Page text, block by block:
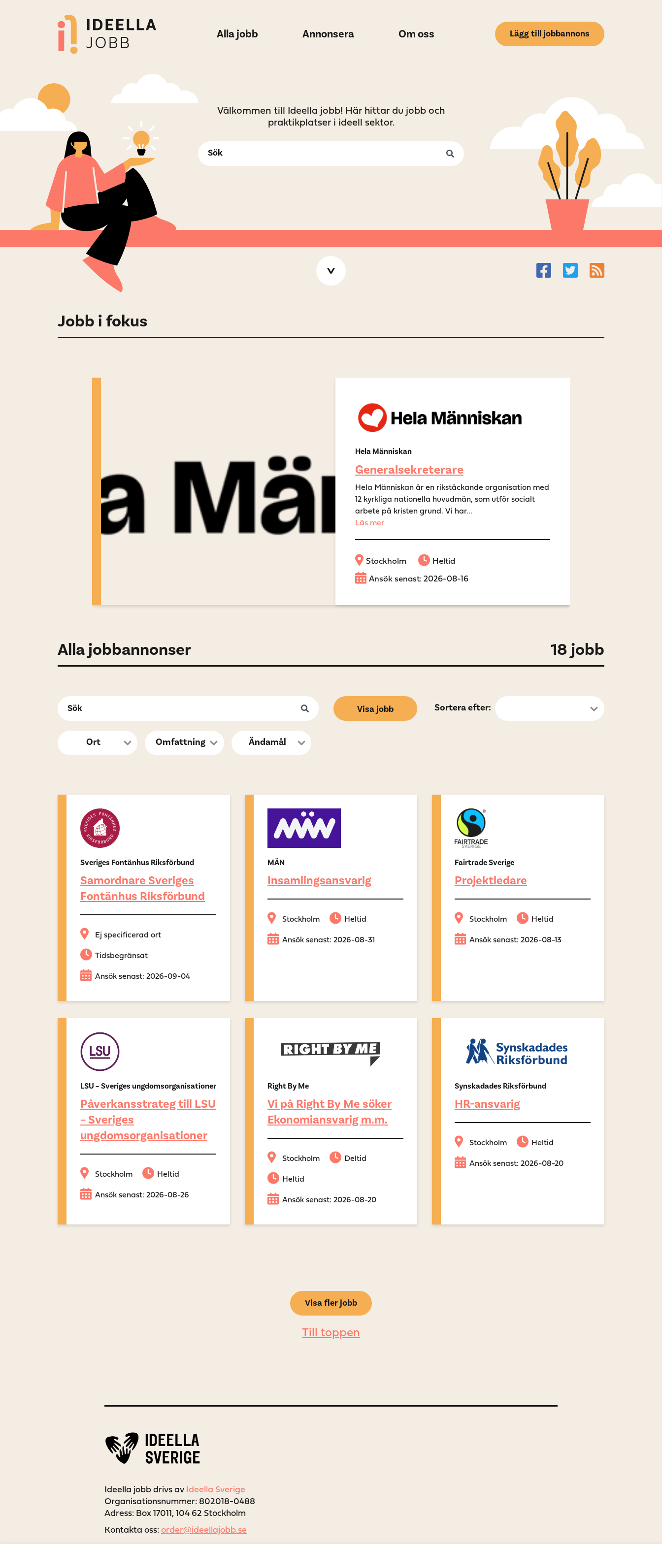
Alla jobb Annonsera Om oss Lägg till jobbannons
Välkommen till Ideella jobb! Här hittar du jobb och
praktikplatser i ideell sektor.
Jobb i fokus
Hela Människan
Generalsekreterare
Hela Människan är en rikstäckande organisation med
12 kyrkliga nationella huvudmän, som utför socialt
arbete på kristen grund. Vi har...
Läs mer
Stockholm Heltid
Ansök senast: 2026-08-16
Alla jobbannonser 18 jobb
Visa jobb Sortera efter:
Sveriges Fontänhus Riksförbund
Samordnare Sveriges
Fontänhus Riksförbund
Ej specificerad ort
Tidsbegränsat
Ansök senast: 2026-09-04
MÄN
Insamlingsansvarig
Stockholm Heltid
Ansök senast: 2026-08-31
Fairtrade Sverige
Projektledare
Stockholm Heltid
Ansök senast: 2026-08-13
LSU – Sveriges ungdomsorganisationer
Påverkansstrateg till LSU
– Sveriges
ungdomsorganisationer
Stockholm Heltid
Ansök senast: 2026-08-26
Right By Me
Vi på Right By Me söker
Ekonomiansvarig m.m.
Stockholm Deltid
Heltid
Ansök senast: 2026-08-20
Synskadades Riksförbund
HR-ansvarig
Stockholm Heltid
Ansök senast: 2026-08-20
Visa fler jobb
Till toppen
Ideella jobb drivs av Ideella Sverige
Organisationsnummer: 802018-0488
Adress: Box 17011, 104 62 Stockholm
Kontakta oss: order@ideellajobb.se